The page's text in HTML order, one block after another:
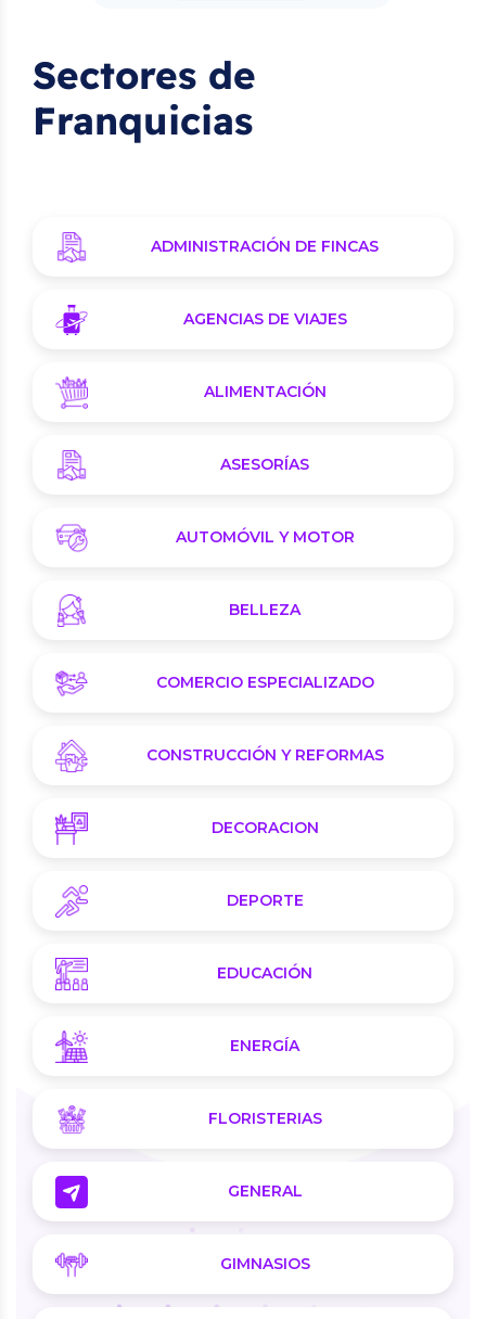
Sectores de
Franquicias
ADMINISTRACIÓN DE FINCAS
AGENCIAS DE VIAJES
ALIMENTACIÓN
ASESORÍAS
AUTOMÓVIL Y MOTOR
BELLEZA
COMERCIO ESPECIALIZADO
CONSTRUCCIÓN Y REFORMAS
DECORACION
DEPORTE
EDUCACIÓN
ENERGÍA
FLORISTERIAS
GENERAL
GIMNASIOS